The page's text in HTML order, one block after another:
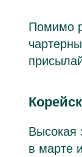
Помимо
Высокая
в марте